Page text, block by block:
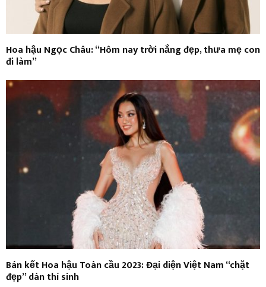
Hoa hậu Ngọc Châu: “Hôm nay trời nắng đẹp, thưa mẹ con
đi làm”
Bán kết Hoa hậu Toàn cầu 2023: Đại diện Việt Nam “chặt
đẹp” dàn thí sinh